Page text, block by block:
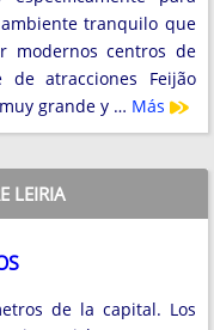
tranquilo que
modernos centros de
atracciones Feijão
grande y … Más
LEIRIA
de la capital. Los